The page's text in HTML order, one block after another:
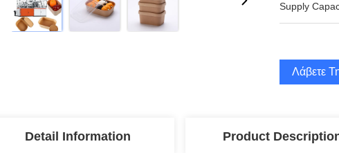
Supply
Λάβετε
Detail Information Product